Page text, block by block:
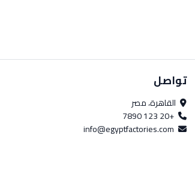
تواصل
القاهرة، مصر
+20 123 7890